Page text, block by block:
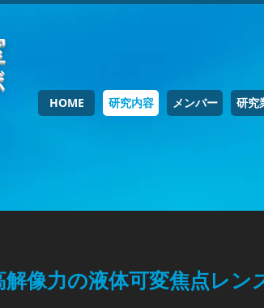
HOME 研究内容 メンバー 研究
像力の液体可変焦点レン